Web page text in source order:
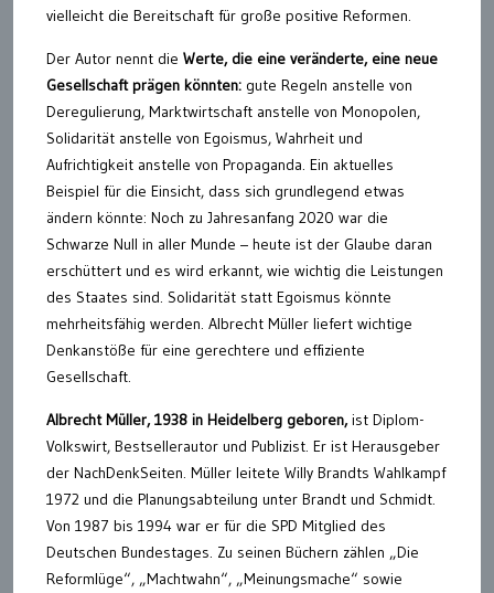
vielleicht die Bereitschaft für große positive Reformen.
Der Autor nennt die Werte, die eine veränderte, eine neue
Gesellschaft prägen könnten: gute Regeln anstelle von
Deregulierung, Marktwirtschaft anstelle von Monopolen,
Solidarität anstelle von Egoismus, Wahrheit und
Aufrichtigkeit anstelle von Propaganda. Ein aktuelles
Beispiel für die Einsicht, dass sich grundlegend etwas
ändern könnte: Noch zu Jahresanfang 2020 war die
Schwarze Null in aller Munde – heute ist der Glaube daran
erschüttert und es wird erkannt, wie wichtig die Leistungen
des Staates sind. Solidarität statt Egoismus könnte
mehrheitsfähig werden. Albrecht Müller liefert wichtige
Denkanstöße für eine gerechtere und effiziente
Gesellschaft.
Albrecht Müller, 1938 in Heidelberg geboren,ist Diplom-
Volkswirt, Bestsellerautor und Publizist. Er ist Herausgeber
der NachDenkSeiten. Müller leitete Willy Brandts Wahlkampf
1972 und die Planungsabteilung unter Brandt und Schmidt.
Von 1987 bis 1994 war er für die SPD Mitglied des
Deutschen Bundestages. Zu seinen Büchern zählen „Die
Reformlüge“, „Machtwahn“, „Meinungsmache“ sowie